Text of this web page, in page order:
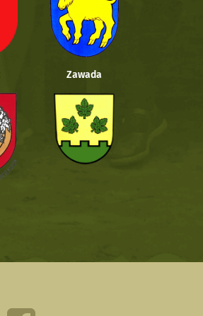
Zawada